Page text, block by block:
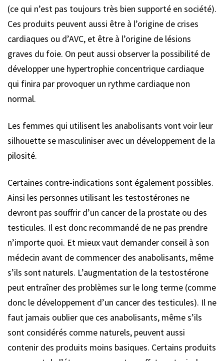
(ce qui n’est pas toujours très bien supporté en société).
Ces produits peuvent aussi être à l’origine de crises
cardiaques ou d’AVC, et être à l’origine de lésions
graves du foie. On peut aussi observer la possibilité de
développer une hypertrophie concentrique cardiaque
qui finira par provoquer un rythme cardiaque non
normal.
Les femmes qui utilisent les anabolisants vont voir leur
silhouette se masculiniser avec un développement de la
pilosité.
Certaines contre-indications sont également possibles.
Ainsi les personnes utilisant les testostérones ne
devront pas souffrir d’un cancer de la prostate ou des
testicules. Il est donc recommandé de ne pas prendre
n’importe quoi. Et mieux vaut demander conseil à son
médecin avant de commencer des anabolisants, même
s’ils sont naturels. L’augmentation de la testostérone
peut entraîner des problèmes sur le long terme (comme
donc le développement d’un cancer des testicules). Il ne
faut jamais oublier que ces anabolisants, même s’ils
sont considérés comme naturels, peuvent aussi
contenir des produits moins basiques. Certains produits